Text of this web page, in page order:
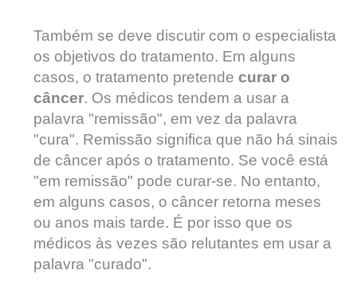
Também se deve discutir com o especialista
os objetivos do tratamento. Em alguns
casos, o tratamento pretende curar o
câncer. Os médicos tendem a usar a
palavra "remissão", em vez da palavra
"cura". Remissão significa que não há sinais
de câncer após o tratamento. Se você está
"em remissão" pode curar-se. No entanto,
em alguns casos, o câncer retorna meses
ou anos mais tarde. É por isso que os
médicos às vezes são relutantes em usar a
palavra "curado".